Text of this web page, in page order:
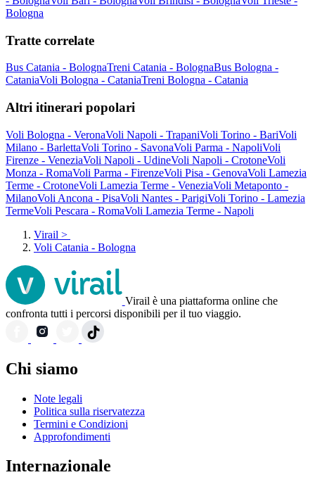
Bologna
Tratte correlate
Bus Catania - BolognaTreni Catania - BolognaBus Bologna -
CataniaVoli Bologna - CataniaTreni Bologna - Catania
Altri itinerari popolari
Voli Bologna - VeronaVoli Napoli - TrapaniVoli Torino - BariVoli
Milano - BarlettaVoli Torino - SavonaVoli Parma - NapoliVoli
Firenze - VeneziaVoli Napoli - UdineVoli Napoli - CrotoneVoli
Monza - RomaVoli Parma - FirenzeVoli Pisa - GenovaVoli Lamezia
Terme - CrotoneVoli Lamezia Terme - VeneziaVoli Metaponto -
MilanoVoli Ancona - PisaVoli Nantes - ParigiVoli Torino - Lamezia
TermeVoli Pescara - RomaVoli Lamezia Terme - Napoli
Virail >
Voli Catania - Bologna
Virail è una piattaforma online che
confronta tutti i percorsi disponibili per il tuo viaggio.
Chi siamo
Note legali
Politica sulla riservatezza
Termini e Condizioni
Approfondimenti
Internazionale